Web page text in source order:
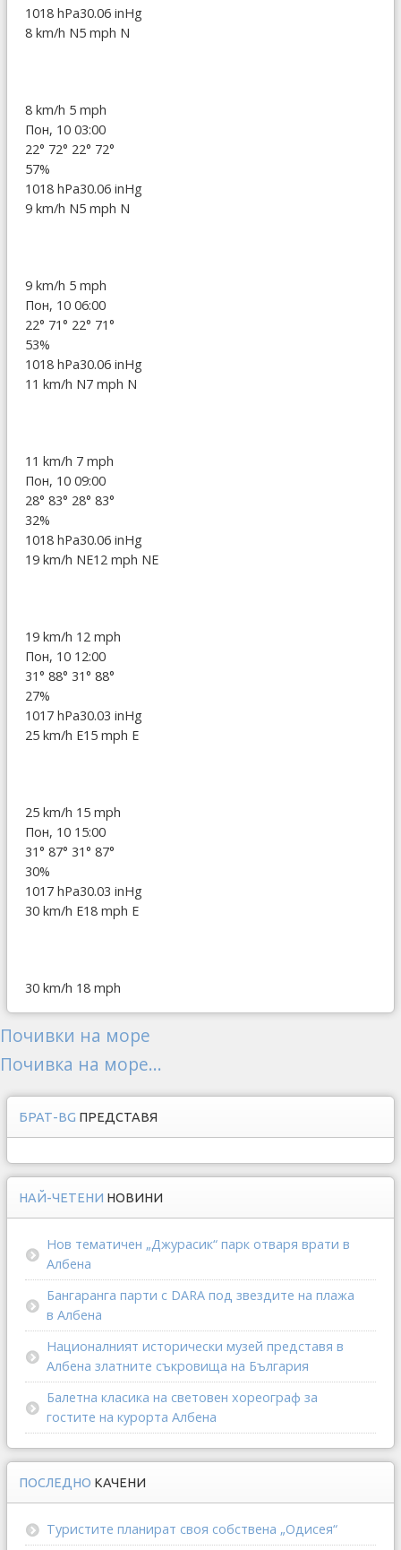
1018 hPa30.06 inHg
8 km/h N5 mph N
8 km/h 5 mph
Пон, 10 03:00
22° 72° 22° 72°
57%
1018 hPa30.06 inHg
9 km/h N5 mph N
9 km/h 5 mph
Пон, 10 06:00
22° 71° 22° 71°
53%
1018 hPa30.06 inHg
11 km/h N7 mph N
11 km/h 7 mph
Пон, 10 09:00
28° 83° 28° 83°
32%
1018 hPa30.06 inHg
19 km/h NE12 mph NE
19 km/h 12 mph
Пон, 10 12:00
31° 88° 31° 88°
27%
1017 hPa30.03 inHg
25 km/h E15 mph E
25 km/h 15 mph
Пон, 10 15:00
31° 87° 31° 87°
30%
1017 hPa30.03 inHg
30 km/h E18 mph E
30 km/h 18 mph
Почивки на море
Почивка на море...
БРАТ-BG ПРЕДСТАВЯ
НАЙ-ЧЕТЕНИ НОВИНИ
Нов тематичен „Джурасик“ парк отваря врати в
Албена
Бангаранга парти с DARA под звездите на плажа
в Албена
Националният исторически музей представя в
Албена златните съкровища на България
Балетна класика на световен хореограф за
гостите на курорта Албена
ПОСЛЕДНО КАЧЕНИ
Туристите планират своя собствена „Одисея“